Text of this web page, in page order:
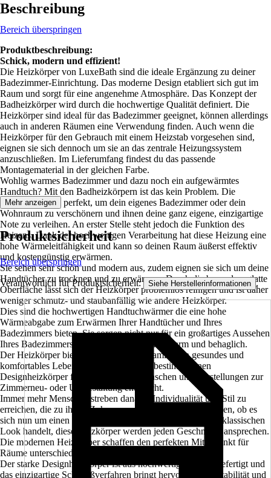
Beschreibung
Bereich überspringen
Produktbeschreibung:
Schick, modern und effizient!
Die Heizkörper von LuxeBath sind die ideale Ergänzung zu deiner
Badezimmer-Einrichtung. Das moderne Design etabliert sich gut im
Raum und sorgt für eine angenehme Atmosphäre. Das Konzept der
Badheizkörper wird durch die hochwertige Qualität definiert. Die
Heizkörper sind ideal für das Badezimmer geeignet, können allerdings
auch in anderen Räumen eine Verwendung finden. Auch wenn die
Heizkörper für den Gebrauch mit einem Heizstab vorgesehen sind,
eignen sie sich dennoch um sie an das zentrale Heizungssystem
anzuschließen. Im Lieferumfang findest du das passende
Montagematerial in der gleichen Farbe.
Wohlig warmes Badezimmer und dazu noch ein aufgewärmtes
Handtuch? Mit den Badheizkörpern ist das kein Problem. Die
Heizkörper sind perfekt, um dein eigenes Badezimmer oder dein
Wohnraum zu verschönern und ihnen deine ganz eigene, einzigartige
Note zu verleihen. An erster Stelle steht jedoch die Funktion des
Heizens. Dank der hochwertigen Verarbeitung hat diese Heizung eine
hohe Wärmeleitfähigkeit und kann so deinen Raum äußerst effektiv
und kostengünstig erwärmen.
Sie sehen sehr schön und modern aus, zudem eignen sie sich um deine
Handtücher zu trocknen und zu erwärmen. Durch die besonders glatte
Oberfläche lässt sich der Heizkörper problemlos reinigen und ist daher
weniger schmutz- und staubanfällig wie andere Heizkörper.
Dies sind die hochwertigen Handtuchwärmer die eine hohe
Wärmeabgabe zum Erwärmen Ihrer Handtücher und Ihres
Badezimmers bieten. Sie sorgen nicht nur für ein großartiges Aussehen
Ihres Badezimmers, sondern halten es auch warm und behaglich.
Der Heizkörper bietet Ihnen und Ihrer Familie ein gesundes und
komfortables Leben.Sie werden bei uns bestimmt einen
Designheizkörper finden, der Ihren Wünschen und Vorstellungen zur
Zimmerneu- oder Umgestaltung entspricht.
Immer mehr Menschen streben danach, Individualität und Stil zu
erreichen, die zu ihrem Zuhause und ihrem Lebensstil passen, ob es
sich nun um einen zeitgenössischen Look oder einen eher klassischen
Look handelt, diese Heizkörper werden jeden Geschmack ansprechen.
Die modernen Heizkörper schaffen den perfekten Mittelpunkt für
Räume unterschiedlichster Stilrichtungen.
Der starke Designheizkörper ist aus hochwertigem Stahl gefertigt und
das einzigartige Schweißverfahren bringt hervorragende Stabilität und
Mehr anzeigen
Produktsicherheit
Bereich überspringen
Verantwortlich für Produktsicherheit: Siehe Herstellerinformationen .